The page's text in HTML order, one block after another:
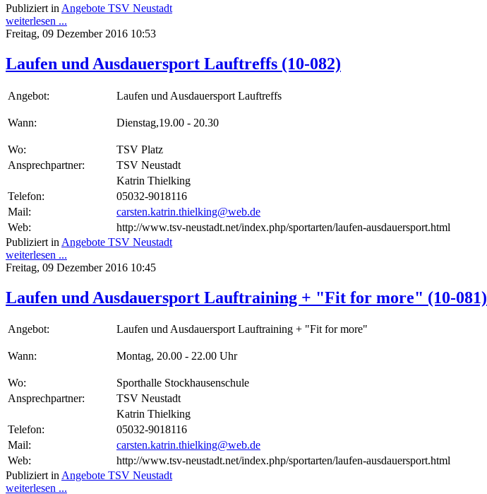
Publiziert in Angebote TSV Neustadt
weiterlesen ...
Freitag, 09 Dezember 2016 10:53
Laufen und Ausdauersport Lauftreffs (10-082)
Angebot: Laufen und Ausdauersport Lauftreffs
Wann: Dienstag,19.00 - 20.30
Wo:
TSV Platz
Ansprechpartner:
TSV Neustadt
Katrin Thielking
Telefon:
05032-9018116
Mail:
carsten.katrin.thielking@web.de
Web:
http://www.tsv-neustadt.net/index.php/sportarten/laufen-ausdauersport.html
Publiziert in Angebote TSV Neustadt
weiterlesen ...
Freitag, 09 Dezember 2016 10:45
Laufen und Ausdauersport Lauftraining + "Fit for more" (10-081)
Angebot: Laufen und Ausdauersport Lauftraining + "Fit for more"
Wann: Montag, 20.00 - 22.00 Uhr
Wo:
Sporthalle Stockhausenschule
Ansprechpartner:
TSV Neustadt
Katrin Thielking
Telefon:
05032-9018116
Mail:
carsten.katrin.thielking@web.de
Web:
http://www.tsv-neustadt.net/index.php/sportarten/laufen-ausdauersport.html
Publiziert inAngebote TSV Neustadt
weiterlesen ...